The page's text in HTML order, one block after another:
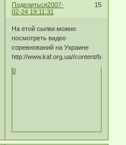
Поделиться 15
2007-
02-24 19:11:31
На етой сылки можно
посмотреть видео
соревнований на Украине
http://www.kaf.org.ua//content/
0